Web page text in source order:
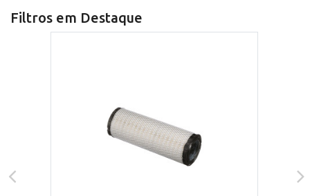
Filtros em Destaque